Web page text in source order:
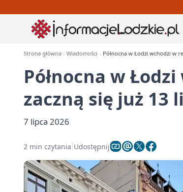
Strona główna Wiadomości Północna w Łodzi wchodzi w
Północna w
zaczną się już 13
7 lipca 2026
2 min czytania Udostępnij